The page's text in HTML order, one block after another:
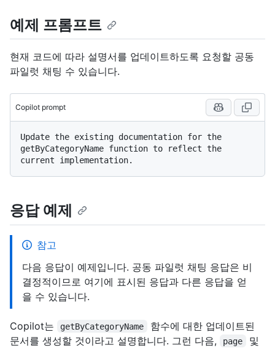
예제 프롬프트
현재 코드에 따라 설명서를 업데이트하도록 요청할 공동
파일럿 채팅 수 있습니다.
Copilot prompt
Update the existing documentation for the
getByCategoryName function to reflect the
응답 예제
참고
다음 응답이 예제입니다. 공동 파일럿 채팅 응답은 비
결정적이므로 여기에 표시된 응답과 다른 응답을 얻
을 수 있습니다.
Copilot는 getByCategoryName
함수에 대한 업데이트된
문서를 생성할 것이라고 설명합니다. 그런 다음,
page 및